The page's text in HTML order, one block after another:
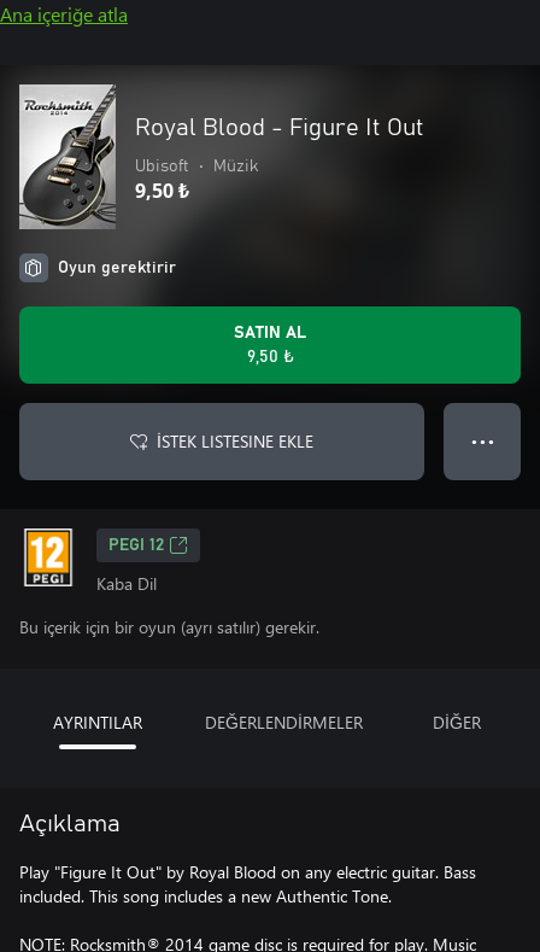
Ana içeriğe atla
Royal Blood - Figure It Out
Ubisoft • Müzik
9,50 ₺
Oyun gerektirir
SATIN AL
9,50 ₺
İSTEK LISTESINE EKLE ● ● ●
PEGI 12
Kaba Dil
Bu içerik için bir oyun (ayrı satılır) gerekir.
AYRINTILAR DEĞERLENDİRMELER DİĞER
Açıklama
Play "Figure It Out" by Royal Blood on any electric guitar. Bass
included. This song includes a new Authentic Tone.
NOTE: Rocksmith® 2014 game disc is required for play. Music